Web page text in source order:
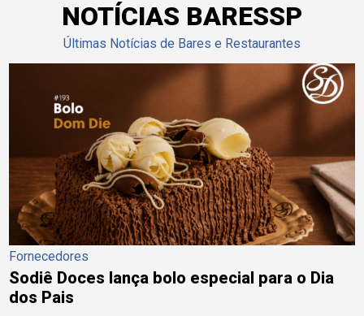
NOTÍCIAS BARESSP
Últimas Notícias de Bares e Restaurantes
Fornecedores
Sodiê Doces lança bolo especial para o Dia
dos Pais